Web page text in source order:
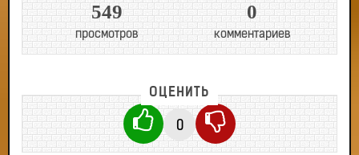
549
просмотров
0
комментариев
ОЦЕНИТЬ
0